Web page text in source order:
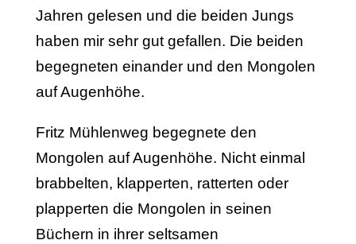
Jahren gelesen und die beiden Jungs
haben mir sehr gut gefallen. Die beiden
begegneten einander und den Mongolen
auf Augenhöhe.
Fritz Mühlenweg begegnete den
Mongolen auf Augenhöhe. Nicht einmal
brabbelten, klapperten, ratterten oder
plapperten die Mongolen in seinen
Büchern in ihrer seltsamen